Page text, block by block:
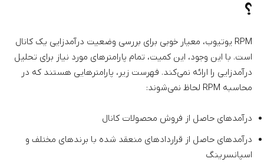
؟
RPM یوتیوب، معیار خوبی برای بررسی وضعیت درآمدزایی یک کانال
است. با این وجود، این کمیت، تمام پارامترهای مورد نیاز برای تحلیل
درآمدزایی را ارائه نمی‌کند. فهرست زیر، پارامترهایی هستند که در
محاسبه RPM لحاظ نمی‌شوند:
درآمدهای حاصل از فروش محصولات کانال
درآمدهای حاصل از قراردادهای منعقد شده با برندهای مختلف و
اسپانسرینگ